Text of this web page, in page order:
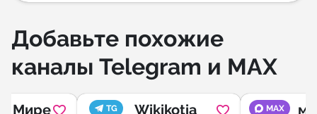
Добавьте похожие
каналы Telegram и MAX
Мире TG Wikikotia MAX